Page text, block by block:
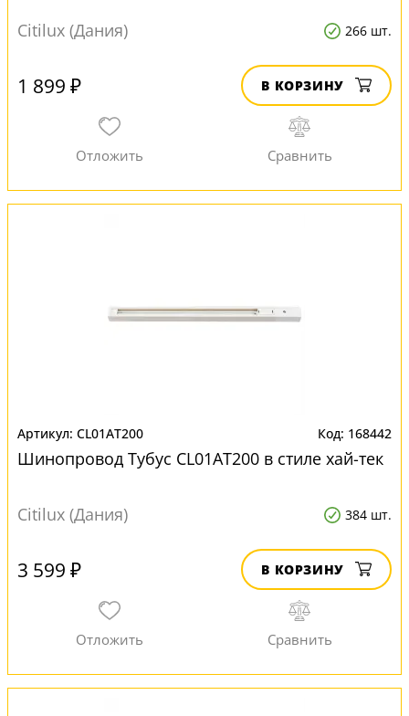
Citilux (Дания) 266 шт.
1 899 ₽ В КОРЗИНУ
CL01AT200 168442
Шинопровод Тубус CL01AT200 в стиле хай-тек
Citilux (Дания) 384 шт.
3 599 ₽ В КОРЗИНУ